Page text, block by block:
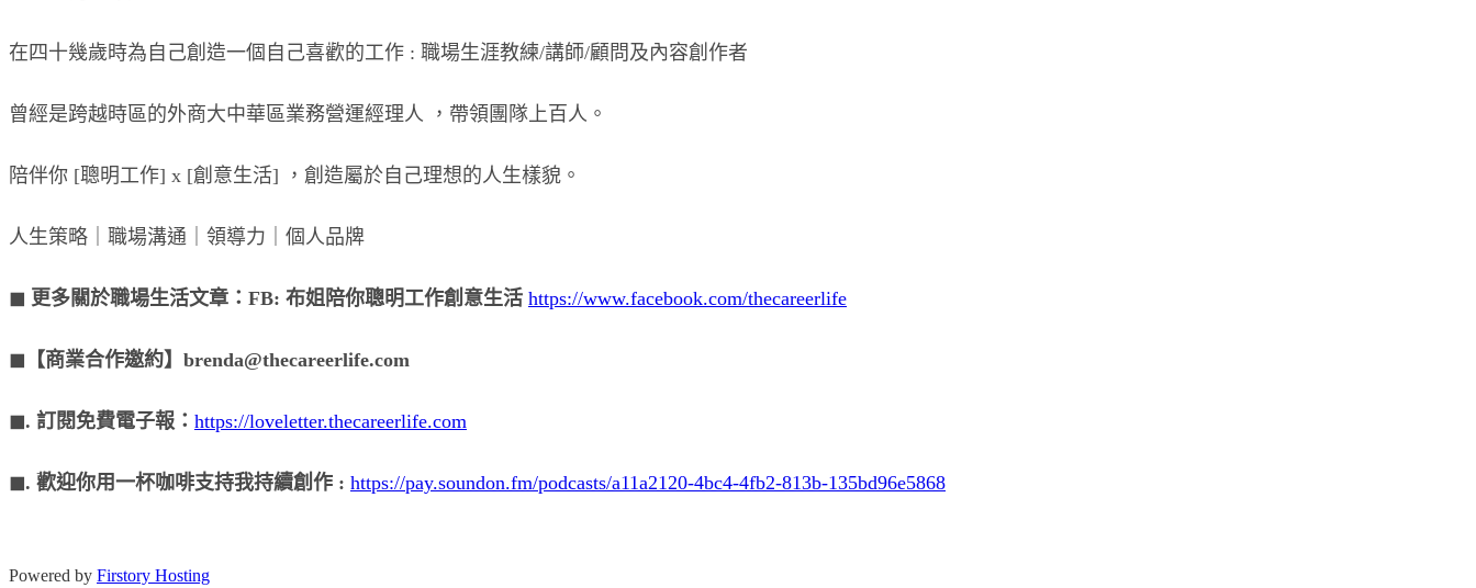
在四十幾歲時為自己創造一個自己喜歡的工作 : 職場生涯教練/講師/顧問及內容創作者
曾經是跨越時區的外商大中華區業務營運經理人 ，帶領團隊上百人。
陪伴你 [聰明工作] x [創意生活] ，創造屬於自己理想的人生樣貌。
人生策略｜職場溝通｜領導力｜個人品牌
◼︎ 更多關於職場生活文章：FB: 布姐陪你聰明工作創意生活 https://www.facebook.com/thecareerlife
◼︎【商業合作邀約】brenda@thecareerlife.com
◼︎. 訂閱免費電子報： https://loveletter.thecareerlife.com
◼︎. 歡迎你用一杯咖啡支持我持續創作 : https://pay.soundon.fm/podcasts/a11a2120-4bc4-4fb2-813b-135bd96e5868
Powered by Firstory Hosting